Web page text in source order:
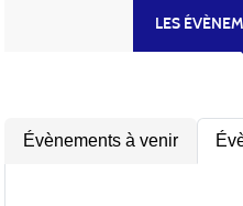
LES
Évènements à venir